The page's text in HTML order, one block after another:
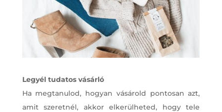
Legyél tudatos vásárló
Ha megtanulod, hogyan vásárold pontosan azt,
amit szeretnél, akkor elkerülheted, hogy tele